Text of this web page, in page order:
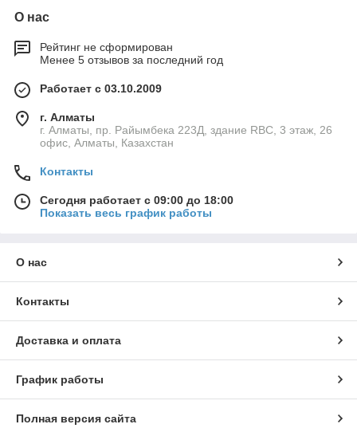
О нас
Рейтинг не сформирован
Менее 5 отзывов за последний год
Работает с 03.10.2009
г. Алматы
г. Алматы, пр. Райымбека 223Д, здание RBC, 3 этаж, 26
офис, Алматы, Казахстан
Контакты
Сегодня работает с 09:00 до 18:00
Показать весь график работы
О нас
Контакты
Доставка и оплата
График работы
Полная версия сайта